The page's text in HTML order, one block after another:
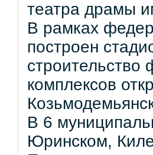
театра драмы
В рамках
построен
строительство
комплексов
В 6
Юринском,